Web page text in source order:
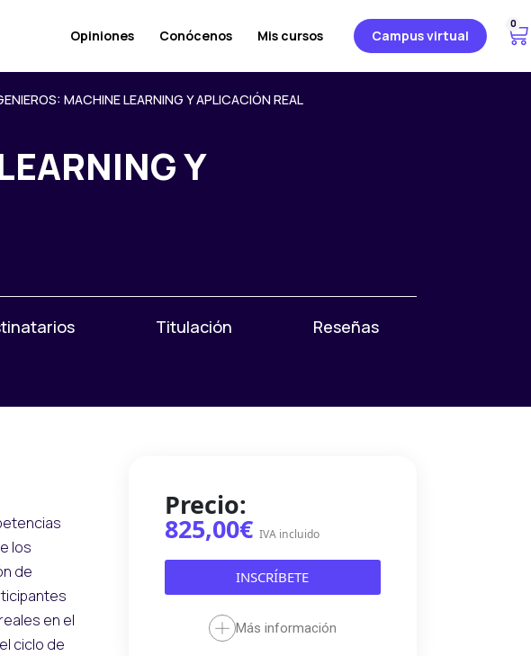
Opiniones Conócenos Mis cursos Campus virtual
0
C
a
r
MACHINE LEARNING Y APLICACIÓN REAL
Y
Titulación
Reseñas
los
de
en el
ciclo de
Precio:
825,00€ IVA incluido
INSCRÍBETE
Más información